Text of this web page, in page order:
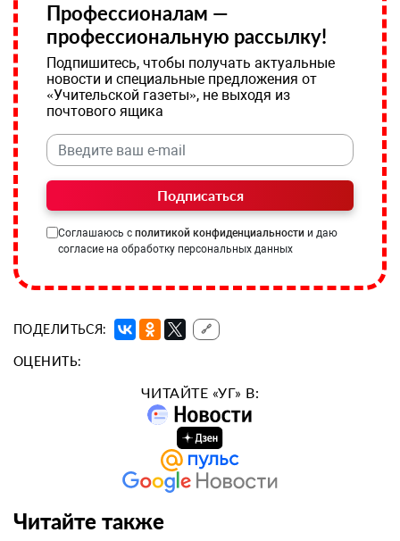
Профессионалам —
профессиональную рассылку!
Подпишитесь, чтобы получать актуальные
новости и специальные предложения от
«Учительской газеты», не выходя из
почтового ящика
Подписаться
Соглашаюсь с политикой конфиденциальности и даю
согласие на обработку персональных данных
ПОДЕЛИТЬСЯ: 🔗
ОЦЕНИТЬ:
ЧИТАЙТЕ «УГ» В:
Читайте также